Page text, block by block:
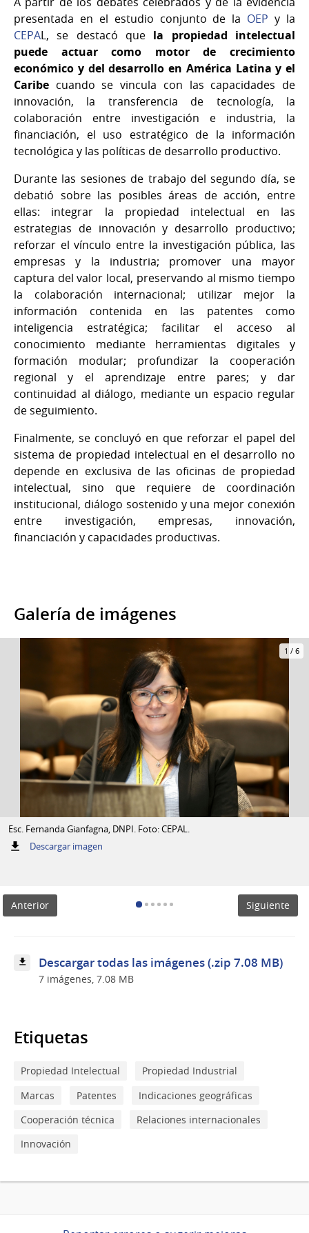
presentada en el estudio conjunto de la OEP y la
CEPAL, se destacó que la propiedad intelectual
puede actuar como motor de crecimiento
económico y del desarrollo en América Latina y el
Caribe cuando se vincula con las capacidades de
innovación, la transferencia de tecnología, la
colaboración entre investigación e industria, la
financiación, el uso estratégico de la información
tecnológica y las políticas de desarrollo productivo.
Durante las sesiones de trabajo del segundo día, se
debatió sobre las posibles áreas de acción, entre
ellas: integrar la propiedad intelectual en las
estrategias de innovación y desarrollo productivo;
reforzar el vínculo entre la investigación pública, las
empresas y la industria; promover una mayor
captura del valor local, preservando al mismo tiempo
la colaboración internacional; utilizar mejor la
información contenida en las patentes como
inteligencia estratégica; facilitar el acceso al
conocimiento mediante herramientas digitales y
formación modular; profundizar la cooperación
regional y el aprendizaje entre pares; y dar
continuidad al diálogo, mediante un espacio regular
de seguimiento.
Finalmente, se concluyó en que reforzar el papel del
sistema de propiedad intelectual en el desarrollo no
depende en exclusiva de las oficinas de propiedad
intelectual, sino que requiere de coordinación
institucional, diálogo sostenido y una mejor conexión
entre investigación, empresas, innovación,
financiación y capacidades productivas.
Galería de imágenes
1 / 6
Esc. Fernanda Gianfagna, DNPI. Foto: CEPAL.
Descargar imagen:
Anterior Siguiente
Descargar todas las imágenes (.zip 7.08 MB)
7 imágenes, 7.08 MB
Etiquetas
Propiedad Intelectual
Propiedad Industrial
Marcas
Patentes
Indicaciones geográficas
Cooperación técnica
Relaciones internacionales
Innovación